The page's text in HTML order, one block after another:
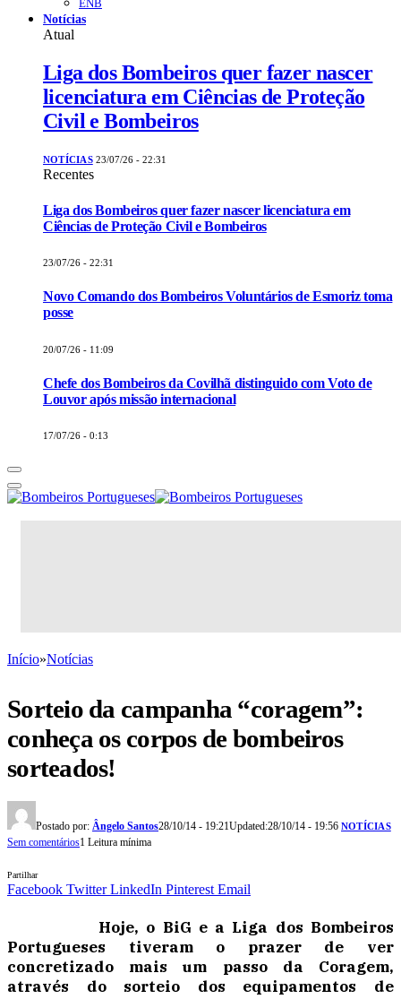
ENB
Notícias
Atual
Liga dos Bombeiros quer fazer nascer
licenciatura em Ciências de Proteção
Civil e Bombeiros
NOTÍCIAS 23/07/26 - 22:31
Recentes
Liga dos Bombeiros quer fazer nascer licenciatura em
Ciências de Proteção Civil e Bombeiros
23/07/26 - 22:31
Novo Comando dos Bombeiros Voluntários de Esmoriz toma
posse
20/07/26 - 11:09
Chefe dos Bombeiros da Covilhã distinguido com Voto de
Louvor após missão internacional
17/07/26 - 0:13
Início»Notícias
Sorteio da campanha “coragem”:
conheça os corpos de bombeiros
sorteados!
Postado por: Ângelo Santos28/10/14 - 19:21Updated:28/10/14 - 19:56 NOTÍCIAS
Sem comentários1 Leitura mínima
Partilhar
Facebook Twitter LinkedIn Pinterest Email
Hoje, o BiG e a Liga dos Bombeiros
Portugueses tiveram o prazer de ver
concretizado mais um passo da Coragem,
através do sorteio dos equipamentos de